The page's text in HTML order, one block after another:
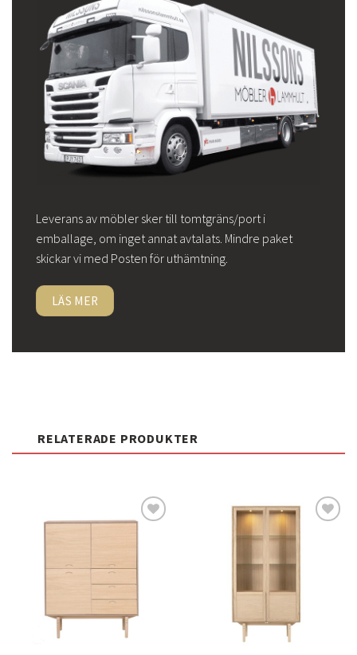
Leverans av möbler sker till tomtgräns/port i
emballage, om inget annat avtalats. Mindre paket
skickar vi med Posten för uthämtning.
LÄS MER
RELATERADE PRODUKTER
önskelistan